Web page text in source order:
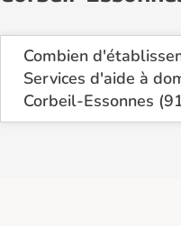
Combien
Services d'aide à
Corbeil-Essonnes
Sur le site Logement-